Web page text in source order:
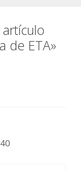
de ETA»